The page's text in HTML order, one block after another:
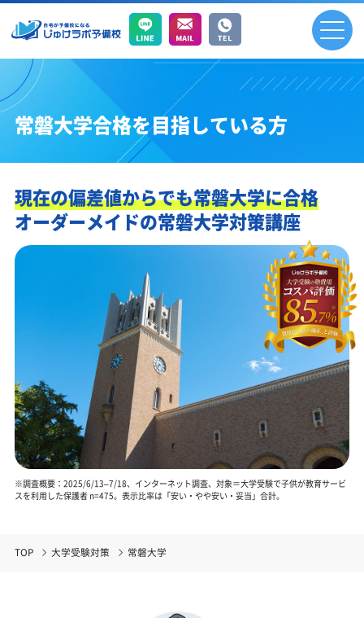
常磐大学合格を目指している方
現在の偏差値からでも常磐大学に合格
オーダーメイドの常磐大学対策講座
※調査概要：2025/6/13–7/18、インターネット調査、対象＝大学受験で子供が教育サービ
スを利用した保護者 n=475。表示比率は「安い・やや安い・妥当」合計。
TOP 大学受験対策 常磐大学